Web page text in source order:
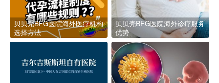
贝贝壳BFG医院海外医疗机构
选择方法
贝贝壳BFG医院海外诊疗服务
优势